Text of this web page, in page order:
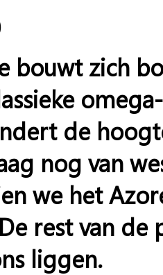
bouwt zich
de
nog van
we het
rest van
liggen.